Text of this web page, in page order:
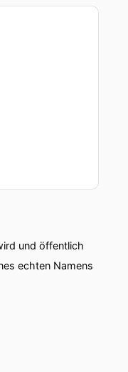
und öffentlich
echten Namens